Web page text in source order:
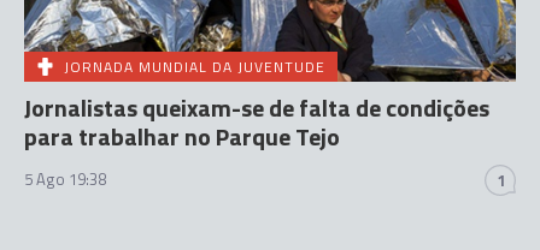
JORNADA MUNDIAL DA JUVENTUDE
Jornalistas queixam-se de falta de condições
para trabalhar no Parque Tejo
5 Ago 19:38 1